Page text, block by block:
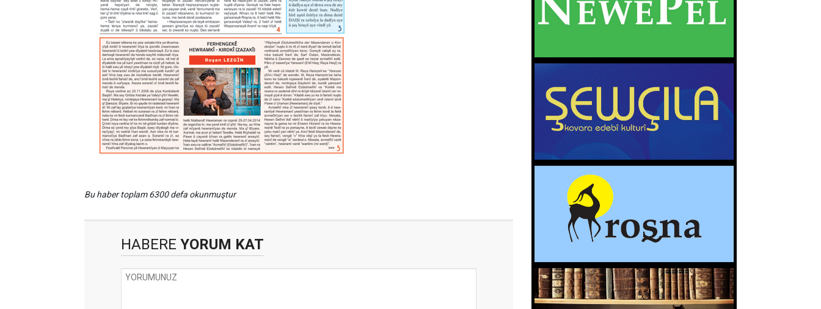
Bu haber toplam 6300 defa okunmuştur
HABERE YORUM KAT